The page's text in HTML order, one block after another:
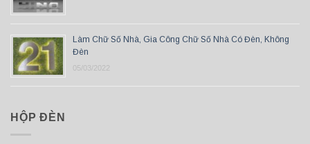
Làm Chữ Số Nhà, Gia Công Chữ Số Nhà Có Đèn, Không
Đèn
05/03/2022
HỘP ĐÈN